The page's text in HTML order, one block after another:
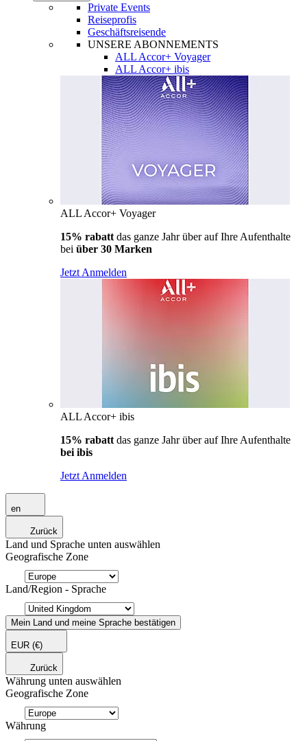
Private Events
Reiseprofis
Geschäftsreisende
UNSERE ABONNEMENTS
ALL Accor+ Voyager
ALL Accor+ ibis
ALL Accor+ Voyager
15% rabatt das ganze Jahr über auf Ihre Aufenthalte
bei über 30 Marken
Jetzt Anmelden
ALL Accor+ ibis
15% rabatt das ganze Jahr über auf Ihre Aufenthalte
bei ibis
Jetzt Anmelden
en
Zurück
Land und Sprache unten auswählen
Geografische Zone
Land/Region - Sprache
Mein Land und meine Sprache bestätigen
EUR (€)
Zurück
Währung unten auswählen
Geografische Zone
Währung